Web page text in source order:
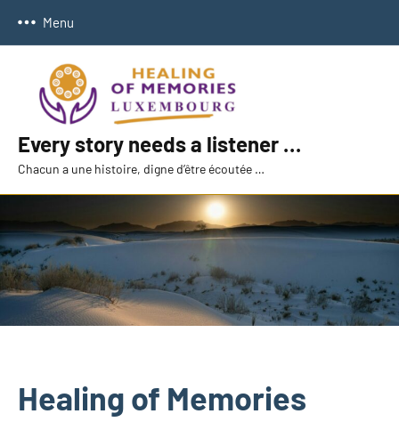
Menu
Every story needs a listener …
Chacun a une histoire, digne d’être écoutée …
Healing of Memories